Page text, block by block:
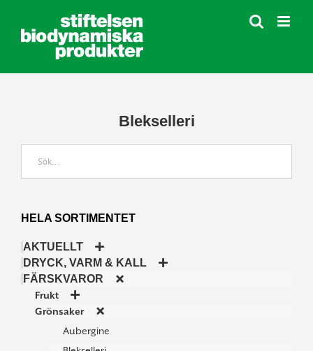
innehållet
Blekselleri
HELA SORTIMENTET
AKTUELLT
DRYCK, VARM & KALL
FÄRSKVAROR
Frukt
Grönsaker
Aubergine